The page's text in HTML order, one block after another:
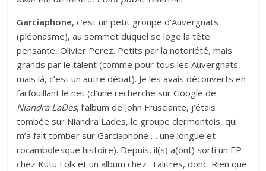
Garciaphone, c’est un petit groupe d’Auvergnats
(pléonasme), au sommet duquel se loge la tête
pensante, Olivier Perez. Petits par la notoriété, mais
grands par le talent (comme pour tous les Auvergnats,
mais là, c’est un autre débat). Je les avais découverts en
farfouillant le net (d’une recherche sur Google de
Niandra LaDes, l’album de John Frusciante, j’étais
tombée sur Niandra Lades, le groupe clermontois, qui
m’a fait tomber sur Garciaphone … une longue et
rocambolesque histoire). Depuis, il(s) a(ont) sorti un EP
chez Kutu Folk et un album chez Talitres, donc. Rien que